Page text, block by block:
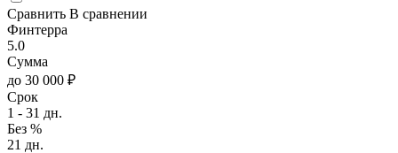
Сравнить В сравнении
Финтерра
5.0
Сумма
до 30 000 ₽
Срок
1 - 31 дн.
Без %
21 дн.